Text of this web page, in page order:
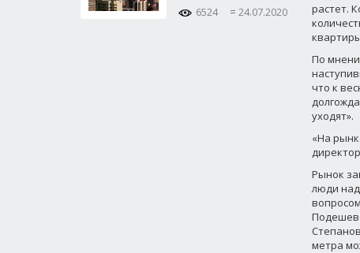
6524
24.07.2020
растет.
По
что к
уходят».
«На
Рынок
люди
метра